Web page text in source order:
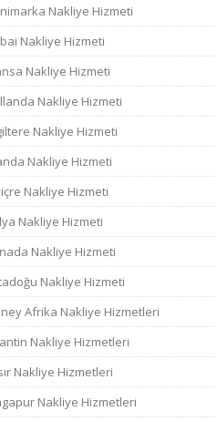
Nakliye Hizmeti
Nakliye Hizmeti
Nakliye Hizmeti
Nakliye Hizmeti
Nakliye Hizmeti
Nakliye Hizmeti
Nakliye Hizmeti
Nakliye Hizmeti
Nakliye Hizmeti
Nakliye Hizmeti
Afrika Nakliye Hizmetleri
Nakliye Hizmetleri
Nakliye Hizmetleri
Nakliye Hizmetleri